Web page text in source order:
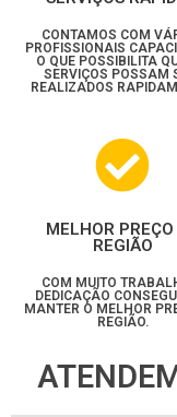
CONTAMOS COM
PROFISSIONAIS
O QUE POSSIBILITA
SERVIÇOS POSSAM
REALIZADOS
MELHOR PREÇO
REGIÃO
COM MUITO
DEDICAÇÃO
MANTER O MELHOR
REGIÃO.